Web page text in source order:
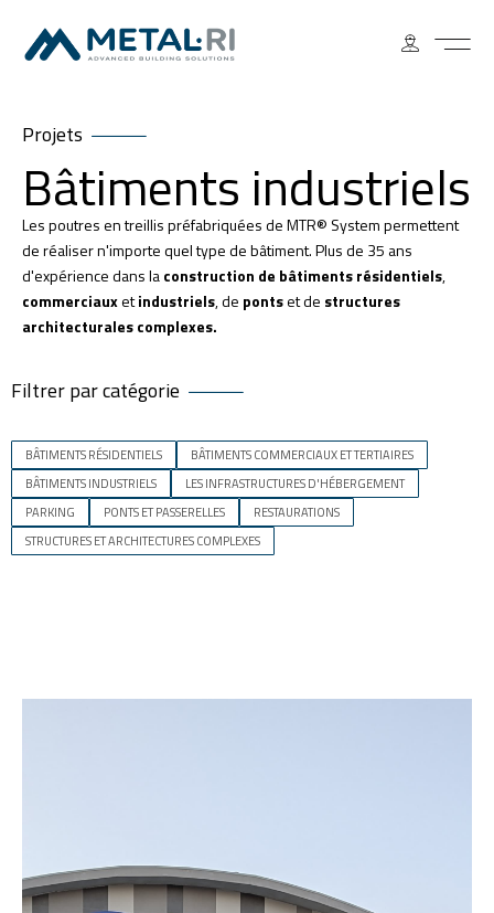
Projets
Bâtiments industriels
Les poutres en treillis préfabriquées de MTR® System permettent
de réaliser n'importe quel type de bâtiment. Plus de 35 ans
d'expérience dans laconstruction de bâtiments résidentiels,
commerciauxetindustriels, de pontset de structures
architecturales complexes.
Filtrer par catégorie
BÂTIMENTS RÉSIDENTIELS
BÂTIMENTS COMMERCIAUX ET TERTIAIRES
BÂTIMENTS INDUSTRIELS
LES INFRASTRUCTURES D'HÉBERGEMENT
PARKING
PONTS ET PASSERELLES
RESTAURATIONS
STRUCTURES ET ARCHITECTURES COMPLEXES